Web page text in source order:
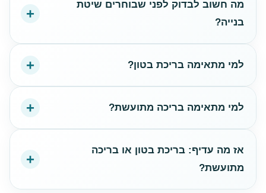
מה חשוב לבדוק לפני שבוחרים שיטת
בנייה?
למי מתאימה בריכת בטון?
למי מתאימה בריכה מתועשת?
אז מה עדיף: בריכת בטון או בריכה
מתועשת?